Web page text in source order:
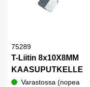
75289
T-Liitin 8x10X8MM
KAASUPUTKELLE
Varastossa (nopea